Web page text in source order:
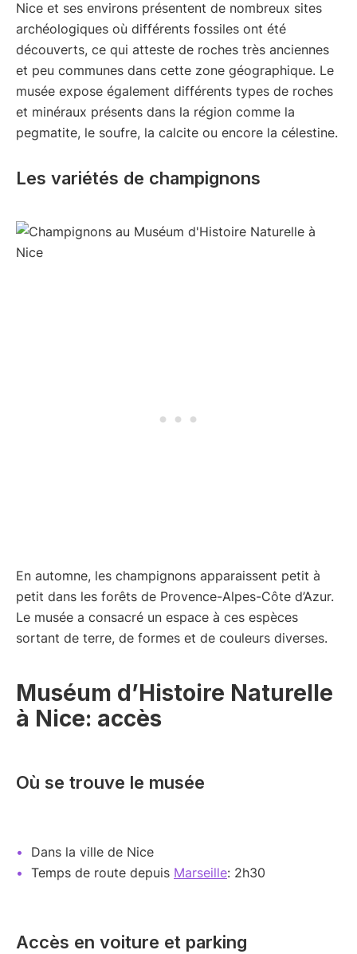
Nice et ses environs présentent de nombreux sites
archéologiques où différents fossiles ont été
découverts, ce qui atteste de roches très anciennes
et peu communes dans cette zone géographique. Le
musée expose également différents types de roches
et minéraux présents dans la région comme la
pegmatite, le soufre, la calcite ou encore la célestine.
Les variétés de champignons
En automne, les champignons apparaissent petit à
petit dans les forêts de Provence-Alpes-Côte d’Azur.
Le musée a consacré un espace à ces espèces
sortant de terre, de formes et de couleurs diverses.
Muséum d’Histoire Naturelle
à Nice: accès
Où se trouve le musée
Dans la ville de Nice
Temps de route depuis Marseille: 2h30
Accès en voiture et parking